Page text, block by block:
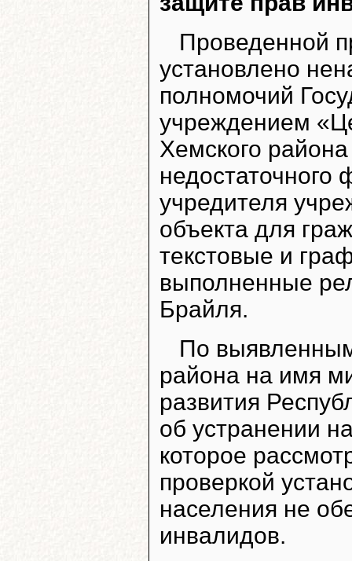
Проведенной
установлено
полномочий
учреждением
Хемского
недостаточного
учредителя
объекта для
текстовые и
выполненные
Брайля.
По
района на имя
развития
об устранении
которое
проверкой
населения не
инвалидов.